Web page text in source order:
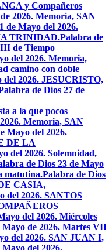
y Compañeros
2026. Memoria, SAN
de Mayo del 2026.
TRINIDAD.Palabra de
de Tiempo
del 2026. Memoria,
camino con doble
del 2026. JESUCRISTO,
de Dios 27 de
a la que pocos
Memoria, SAN
Mayo del 2026.
DE LA
del 2026. Solemnidad,
de Dios 23 de Mayo
matutina.Palabra de Dios
CASIA,
del 2026. SANTOS
del 2026. Miércoles
Mayo de 2026. Martes VII
del 2026. SAN JUAN I,
del 2026.